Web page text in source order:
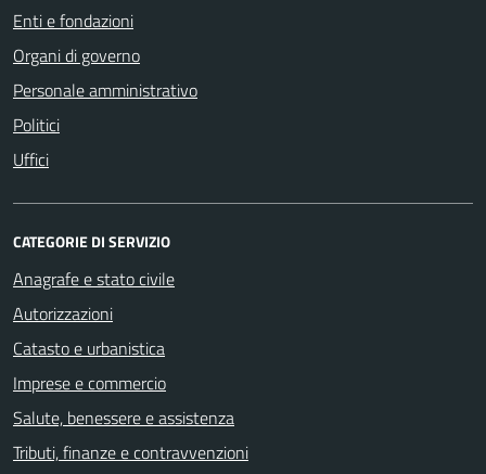
Enti e fondazioni
Organi di governo
Personale amministrativo
Politici
Uffici
CATEGORIE DI SERVIZIO
Anagrafe e stato civile
Autorizzazioni
Catasto e urbanistica
Imprese e commercio
Salute, benessere e assistenza
Tributi, finanze e contravvenzioni